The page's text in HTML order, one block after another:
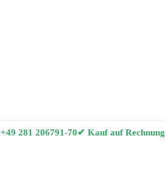
+49 281 206791-70✔ Kauf auf Rechnung